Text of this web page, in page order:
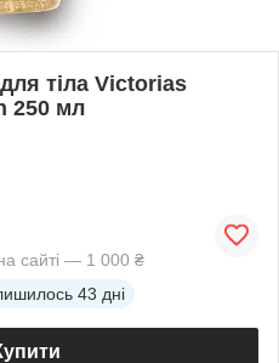
тіла Victorias
250 мл
сайті — 1 000 ₴
43 дні